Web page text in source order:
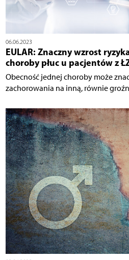
06.06.2023
EULAR: Znaczny wzrost
choroby płuc u pacjentów z
Obecność jednej choroby może
zachorowania na inną, równie